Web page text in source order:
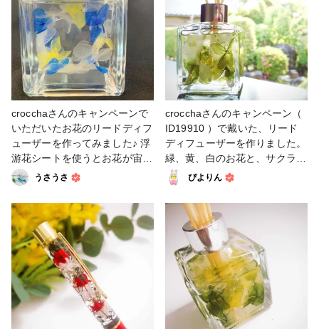
ハーバリウムボールペン #ホビ
ーショー残念企画 #ハンドメイ
ド応援企画 #どこでもホビーシ
ョー #ハーバリウム
crocchaさんのキャンペーンで
いただいたお花のリードディフ
ューザーを作ってみました♪ 浮
游花シートを使うとお花が宙に
浮かんだ感じになると知って早
速挑戦！そして激しく後悔！！
シートが大きすぎて瓶に入れる
時にとても苦労しました😅でも
形になったから よしっ😆 オイ
ルを注ぐと花びらに透明感が出
て優しい香りが広がります♪ み
なさんの作ったリードディフュ
ーザーがどれも素敵で、拝見し
ていて楽しいです。今回のお花
はブルー、イエロー、ホワイト
うさうさ
crocchaさんのキャンペーン（
ID19910 ）で戴いた、リード
ディフューザーを作りました。
緑、黄、白のお花と、サクラの
香りのオイルがセットになって
いました。 ハーバリウム初体
験ですが、楽しく作ることがで
きました〜💮 真っ直ぐで細長
いピンセットがあると便利なの
でしょうが、このキットのお花
は適当に詰めていっても可愛く
仕上がりますね🤗 お花がオイ
ルに濡れて透き通るのが素敵で
す✨ もう少し白色を残したく
て、思い付きでビーズも入れて
ぴよりん